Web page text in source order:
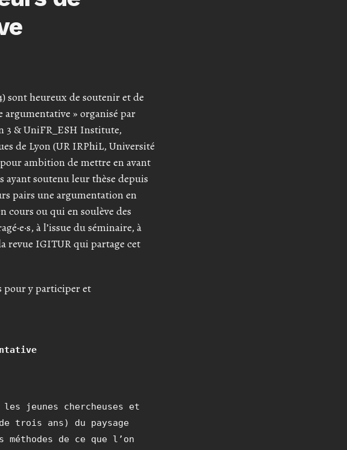
sont heureux de soutenir et de
argumentative » organisé par
& UniFR_ESH Institute,
de Lyon (UR IRPhiL, Université
ambition de mettre en avant
ayant soutenu leur thèse depuis
pairs une argumentation en
cours ou qui en soulève des
à l’issue du séminaire, à
revue IGITUR qui partage cet
pour y participer et
jeunes chercheuses et
trois ans) du paysage
de ce que l’on